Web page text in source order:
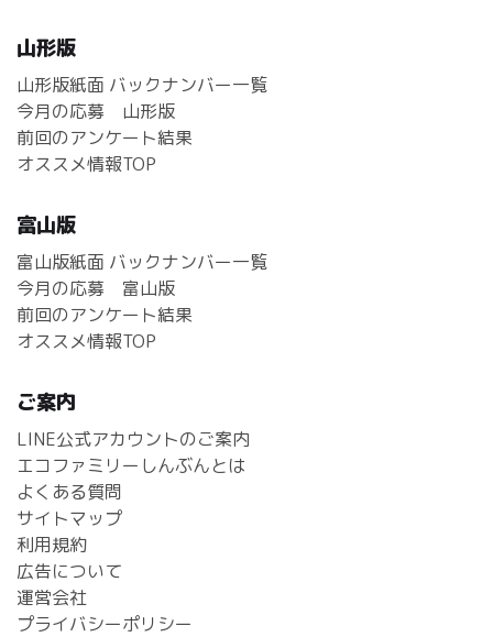
山形版
山形版紙面 バックナンバー一覧
今月の応募 山形版
前回のアンケート結果
オススメ情報TOP
富山版
富山版紙面 バックナンバー一覧
今月の応募 富山版
前回のアンケート結果
オススメ情報TOP
ご案内
LINE公式アカウントのご案内
エコファミリーしんぶんとは
よくある質問
サイトマップ
利用規約
広告について
運営会社
プライバシーポリシー